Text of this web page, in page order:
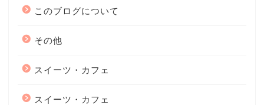
このブログについて
その他
スイーツ・カフェ
スイーツ・カフェ